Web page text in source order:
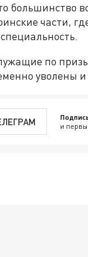
большинство
части,
по
уволены
и